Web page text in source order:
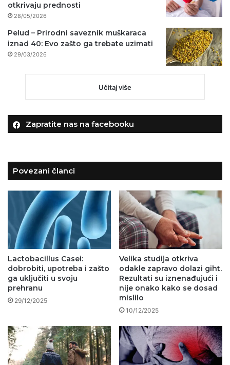
otkrivaju prednosti
28/05/2026
Pelud – Prirodni saveznik muškaraca
iznad 40: Evo zašto ga trebate uzimati
29/03/2026
Učitaj više
Zapratite nas na facebooku
Povezani članci
Lactobacillus Casei:
dobrobiti, upotreba i zašto
ga uključiti u svoju
prehranu
29/12/2025
Velika studija otkriva
odakle zapravo dolazi giht.
Rezultati su iznenađujući i
nije onako kako se dosad
mislilo
10/12/2025